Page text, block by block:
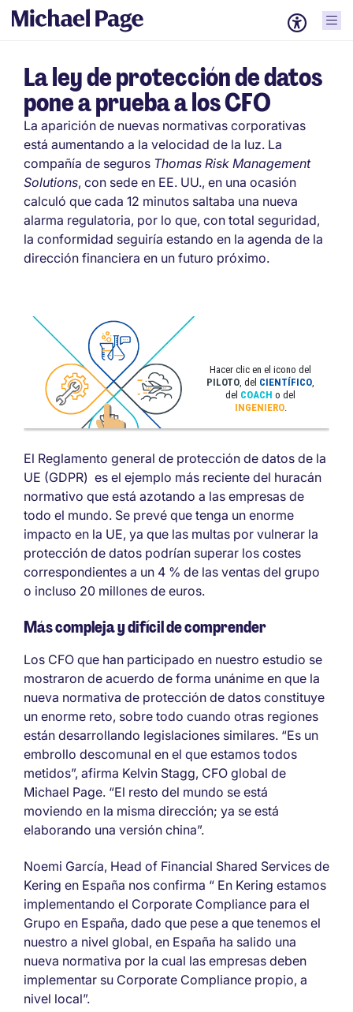
La ley de protección de datos
pone a prueba a los CFO
La aparición de nuevas normativas corporativas
está aumentando a la velocidad de la luz. La
compañía de seguros Thomas Risk Management
Solutions, con sede en EE. UU., en una ocasión
calculó que cada 12 minutos saltaba una nueva
alarma regulatoria, por lo que, con total seguridad,
la conformidad seguiría estando en la agenda de la
dirección financiera en un futuro próximo.
El Reglamento general de protección de datos de la
UE (GDPR) es el ejemplo más reciente del huracán
normativo que está azotando a las empresas de
todo el mundo. Se prevé que tenga un enorme
impacto en la UE, ya que las multas por vulnerar la
protección de datos podrían superar los costes
correspondientes a un 4 % de las ventas del grupo
o incluso 20 millones de euros.
Más compleja y difícil de comprender
Los CFO que han participado en nuestro estudio se
mostraron de acuerdo de forma unánime en que la
nueva normativa de protección de datos constituye
un enorme reto, sobre todo cuando otras regiones
están desarrollando legislaciones similares. “Es un
embrollo descomunal en el que estamos todos
metidos”, afirma Kelvin Stagg, CFO global de
Michael Page. “El resto del mundo se está
moviendo en la misma dirección; ya se está
elaborando una versión china”.
Noemi García, Head of Financial Shared Services de
Kering en España nos confirma “ En Kering estamos
implementando el Corporate Compliance para el
Grupo en España, dado que pese a que tenemos el
nuestro a nivel global, en España ha salido una
nueva normativa por la cual las empresas deben
implementar su Corporate Compliance propio, a
nivel local”.